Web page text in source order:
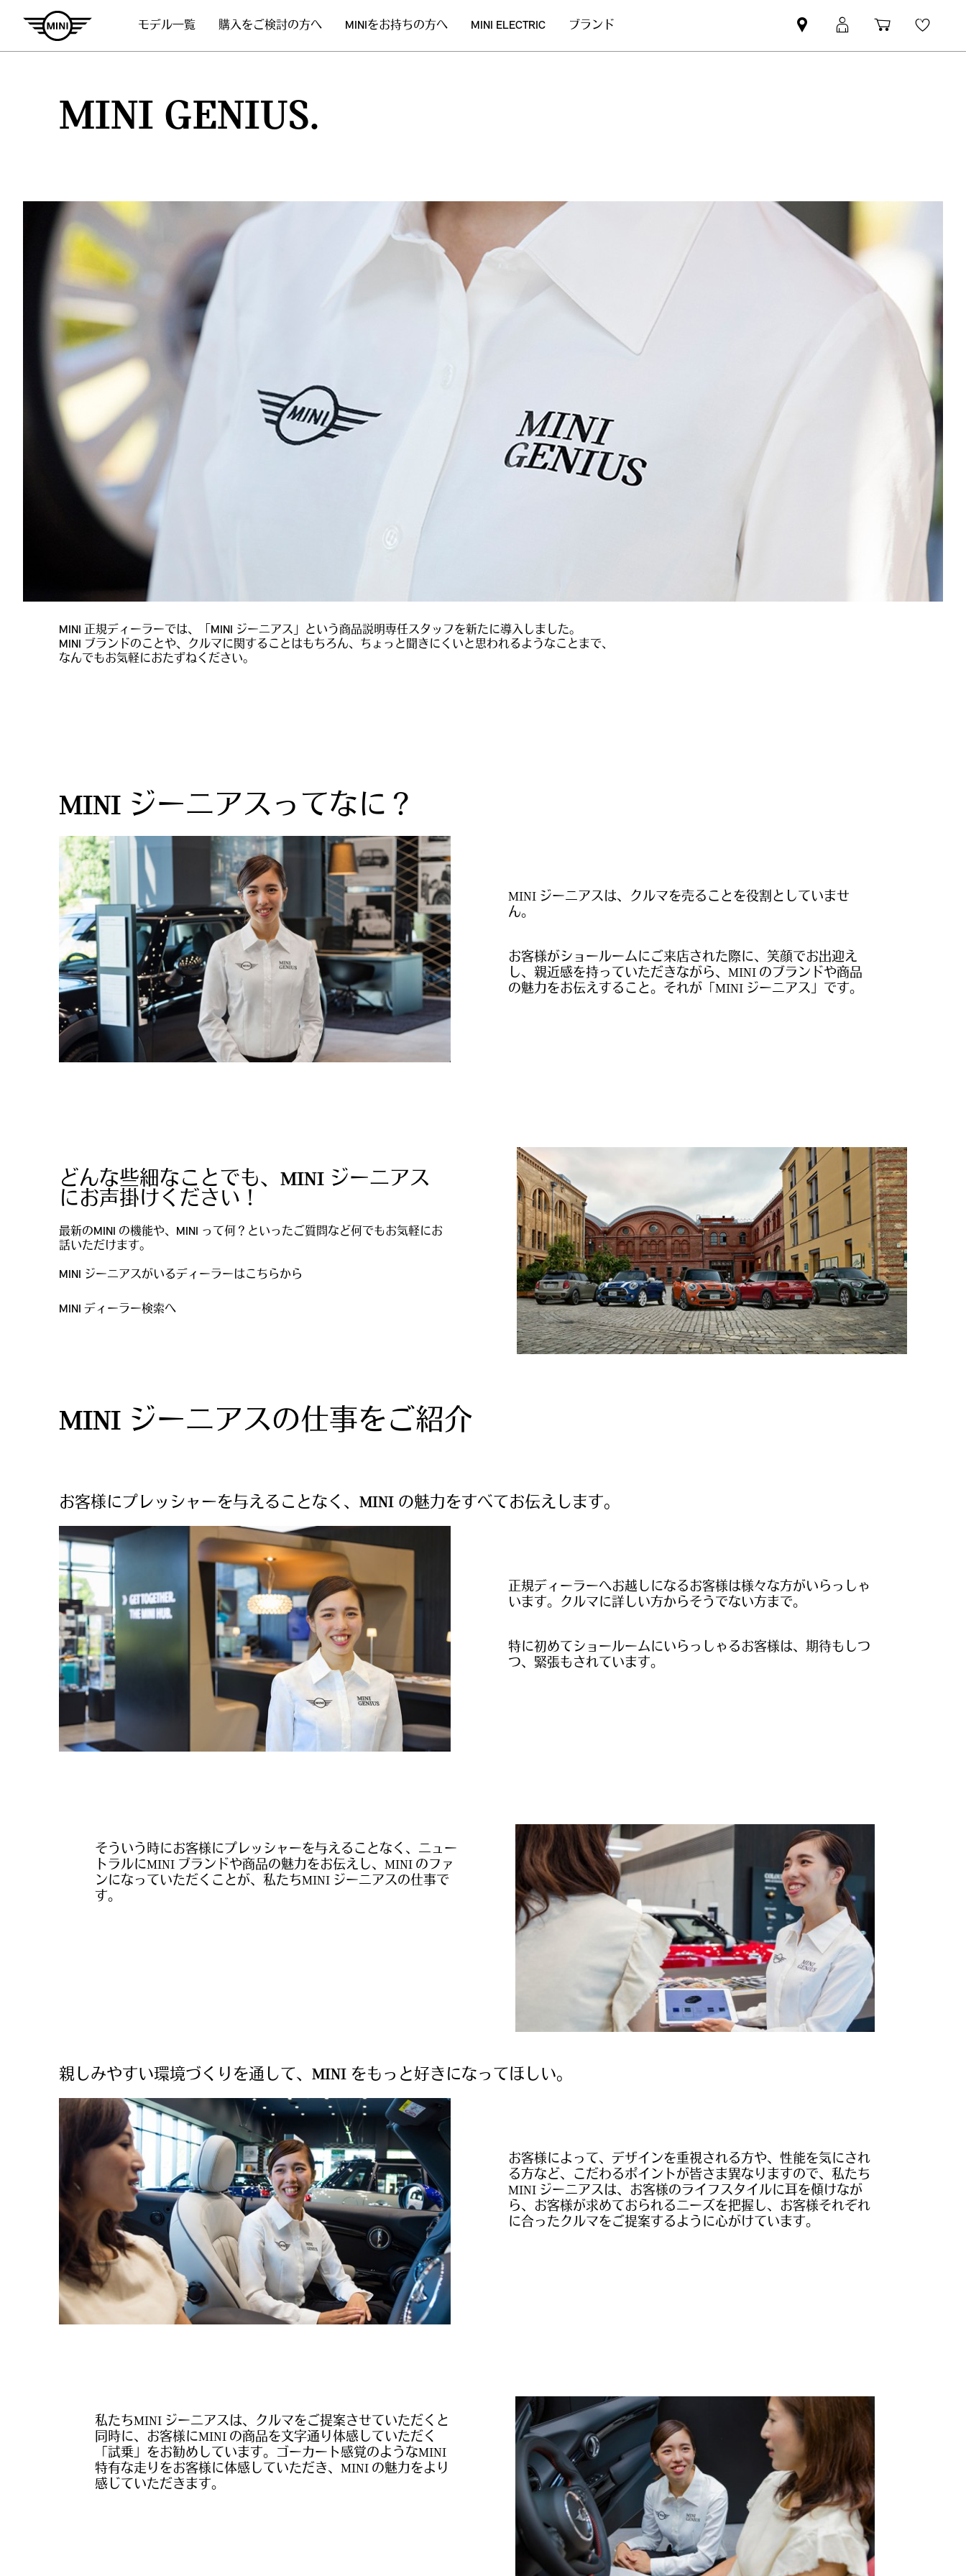
モデル一覧 購入をご検討の方へ MINIをお持ちの方へ MINI ELECTRIC ブランド
Mini
dealer
MyMini
login
Shopping
cart
MINI GENIUS.
MINI 正規ディーラーでは、「MINI ジーニアス」という商品説明専任スタッフを新たに導入しました。
MINI ブランドのことや、クルマに関することはもちろん、ちょっと聞きにくいと思われるようなことまで、
なんでもお気軽におたずねください。
MINI ジーニアスってなに？
MINI ジーニアスは、クルマを売ることを役割としていませ
ん。
お客様がショールームにご来店された際に、笑顔でお出迎え
し、親近感を持っていただきながら、MINI のブランドや商品
の魅力をお伝えすること。それが「MINI ジーニアス」です。
どんな些細なことでも、MINI ジーニアス
にお声掛けください！
最新のMINI の機能や、MINI って何？といったご質問など何でもお気軽にお
話いただけます。
MINI ジーニアスがいるディーラーはこちらから
MINI ディーラー検索へ
MINI ジーニアスの仕事をご紹介
お客様にプレッシャーを与えることなく、MINI の魅力をすべてお伝えします。
正規ディーラーへお越しになるお客様は様々な方がいらっしゃ
います。クルマに詳しい方からそうでない方まで。
特に初めてショールームにいらっしゃるお客様は、期待もしつ
つ、緊張もされています。
そういう時にお客様にプレッシャーを与えることなく、ニュー
トラルにMINI ブランドや商品の魅力をお伝えし、MINI のファ
ンになっていただくことが、私たちMINI ジーニアスの仕事で
す。
親しみやすい環境づくりを通して、MINI をもっと好きになってほしい。
お客様によって、デザインを重視される方や、性能を気にされ
る方など、こだわるポイントが皆さま異なりますので、私たち
MINI ジーニアスは、お客様のライフスタイルに耳を傾けなが
ら、お客様が求めておられるニーズを把握し、お客様それぞれ
に合ったクルマをご提案するように心がけています。
私たちMINI ジーニアスは、クルマをご提案させていただくと
同時に、お客様にMINI の商品を文字通り体感していただく
「試乗」をお勧めしています。ゴーカート感覚のようなMINI
特有な走りをお客様に体感していただき、MINI の魅力をより
感じていただきます。